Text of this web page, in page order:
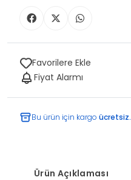
Favorilere Ekle
Fiyat Alarmı
Bu ürün için kargo ücretsiz.
Ürün Açıklaması